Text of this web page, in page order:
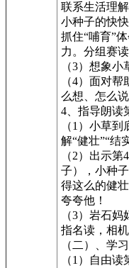
联系生活理
小种子的快
抓住“哺育”
力。分组赛读
（3）想象
（4）面对
么想、怎么
4、指导朗读
（1）小草
解“健壮”“结
（2）出示
子），小种
得这么的健
夸夸他！
（3）岩石
指名读，相机
（二）、学
（1）自由